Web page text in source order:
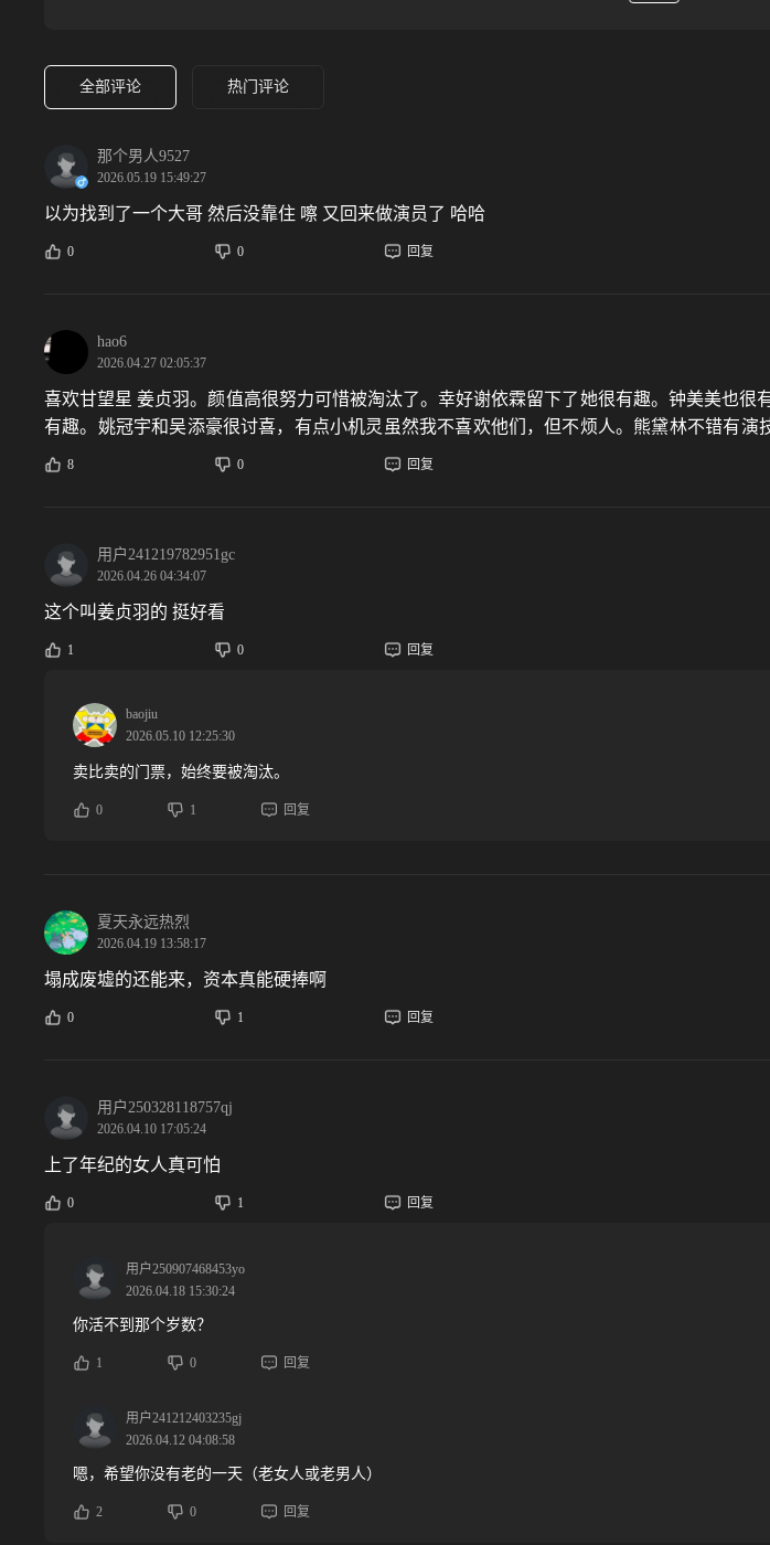
全部评论 热门评论
那个男人9527
2026.05.19 15:49:27
以为找到了一个大哥 然后没靠住 嚓 又回来做演员了 哈哈
0 0 回复
hao6
2026.04.27 02:05:37
喜欢甘望星 姜贞羽。颜值高很努力可惜被淘汰了。幸好谢依霖留下了她很有趣。钟美美也
有趣。姚冠宇和吴添豪很讨喜，有点小机灵虽然我不喜欢他们，但不烦人。熊黛林‌不错有
抛脸的意思，因为驾驭风格很多不出戏。女孩们真好。
8 0 回复
用户241219782951gc
2026.04.26 04:34:07
这个叫姜贞羽的 挺好看
1 0 回复
baojiu
2026.05.10 12:25:30
卖比卖的门票，始终要被淘汰。
0 1 回复
夏天永远热烈
2026.04.19 13:58:17
塌成废墟的还能来，资本真能硬捧啊
0 1 回复
用户250328118757qj
2026.04.10 17:05:24
上了年纪的女人真可怕
0 1 回复
用户250907468453yo
2026.04.18 15:30:24
你活不到那个岁数？
1 0 回复
用户241212403235gj
2026.04.12 04:08:58
嗯，希望你没有老的一天（老女人或老男人）
2 0 回复